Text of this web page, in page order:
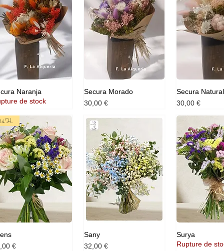
Naranja
de stock
Secura Morado
Prix
30,00 €
Secura Natural
Prix
30,00 €
€
Sany
Prix
32,00 €
Surya
Rupture de